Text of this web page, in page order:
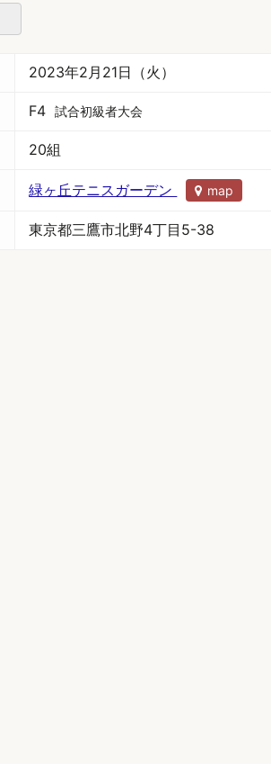
2023年2月21日（火）
F4 試合初級者大会
20組
緑ヶ丘テニスガーデン map
東京都三鷹市北野4丁目5-38